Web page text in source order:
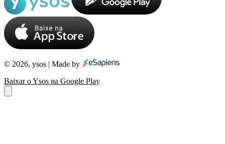
© 2026, ysos | Made by
Baixar o Ysos na Google Play